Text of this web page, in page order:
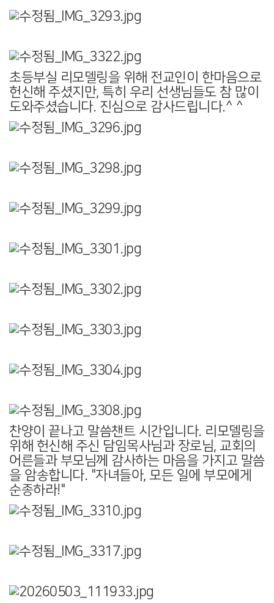
초등부실 리모델링을 위해 전교인이 한마음으로
헌신해 주셨지만, 특히 우리 선생님들도 참 많이
도와주셨습니다. 진심으로 감사드립니다.^ ^
찬양이 끝나고 말씀챈트 시간입니다. 리모델링을
위해 헌신해 주신 담임목사님과 장로님, 교회의
어른들과 부모님께 감사하는 마음을 가지고 말씀
을 암송합니다. "자녀들아, 모든 일에 부모에게
순종하라!"